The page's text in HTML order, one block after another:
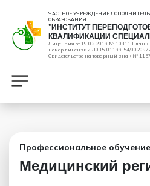
ЧАСТНОЕ УЧРЕЖДЕНИЕ
ОБРАЗОВАНИЯ
"ИНСТИТУТ
КВАЛИФИКАЦИИ
Лицензия от 19.02.2019 № 10811
номер лицензии Л035-01199-54/
Свидетельство на товарный знак №
Профессиональное
Медицинский